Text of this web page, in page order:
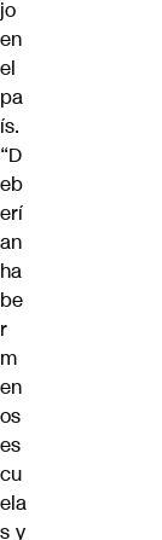
jo
en
el
pa
ís.
“D
eb
erí
an
ha
be
r
m
en
os
es
cu
ela
s y